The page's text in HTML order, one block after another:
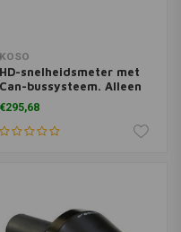
KOSO
HD-snelheidsmeter met
Can-bussysteem. Alleen
voor Harley Davidson
€295,68